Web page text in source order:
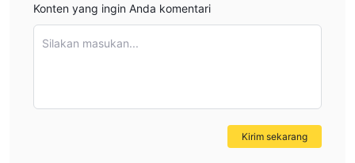
Konten yang ingin Anda komentari
Silakan masukan...
Kirim sekarang